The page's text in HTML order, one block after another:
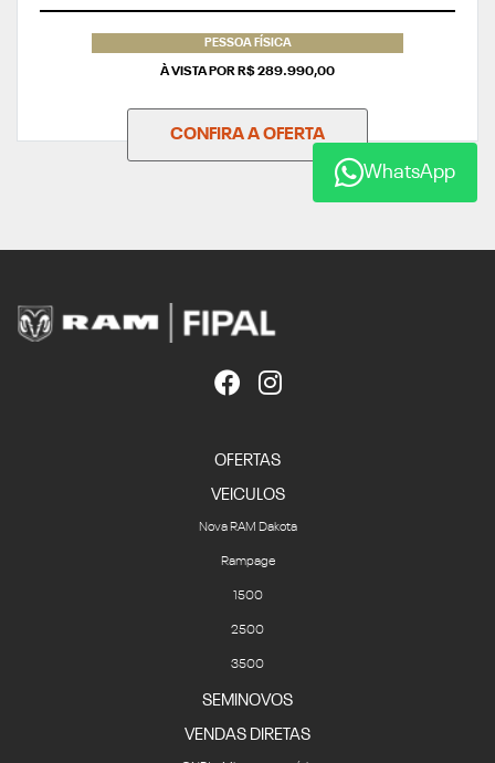
PESSOA FÍSICA
À VISTA POR R$ 289.990,00
CONFIRA A OFERTA
OFERTAS
VEICULOS
Nova RAM Dakota
Rampage
1500
2500
3500
SEMINOVOS
VENDAS DIRETAS
WhatsApp